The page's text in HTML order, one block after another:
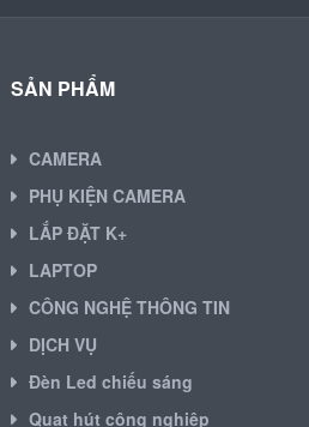
SẢN PHẨM
CAMERA
PHỤ KIỆN CAMERA
LẮP ĐẶT K+
LAPTOP
CÔNG NGHỆ THÔNG TIN
DỊCH VỤ
Đèn Led chiếu sáng
Quạt hút công nghiệp